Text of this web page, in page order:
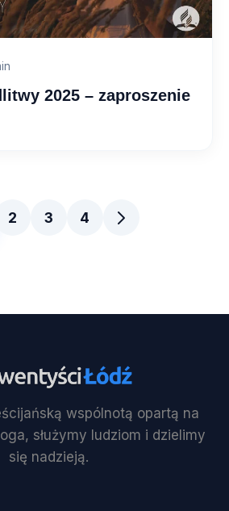
2025 – zaproszenie
2 3 4
wspólnotą opartą na
służymy ludziom i dzielimy
się nadzieją.